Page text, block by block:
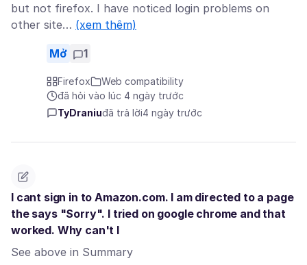
but not firefox. I have noticed login problems on
other site… (xem thêm)
Mở 1
Firefox
Web compatibility
đã hỏi vào lúc 4 ngày trước
TyDraniuđã trả lời4 ngày trước
I cant sign in to Amazon.com. I am directed to a page
the says "Sorry". I tried on google chrome and that
worked. Why can't I
See above in Summary